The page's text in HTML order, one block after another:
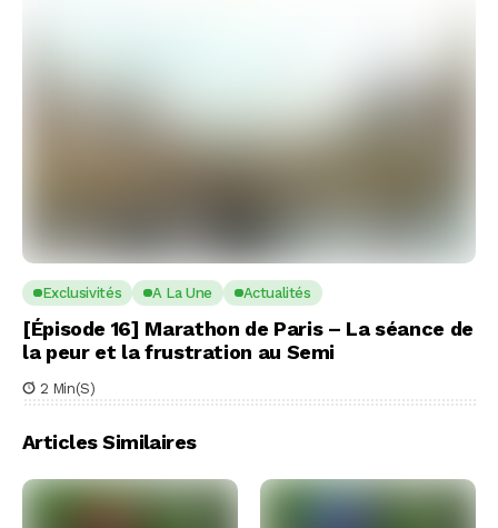
Exclusivités A La Une Actualités
[Épisode 16] Marathon de Paris – La séance de
la peur et la frustration au Semi
2 Min(s)
Articles Similaires